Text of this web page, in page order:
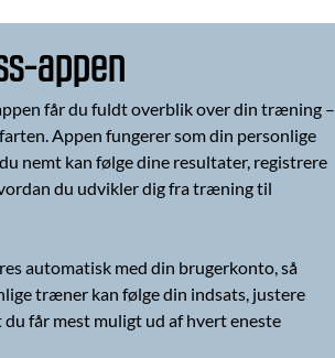
appen
får du fuldt overblik over din træning –
Appen fungerer som din personlige
nemt kan følge dine resultater, registrere
du udvikler dig fra træning til
automatisk med din brugerkonto, så
træner kan følge din indsats, justere
får mest muligt ud af hvert eneste